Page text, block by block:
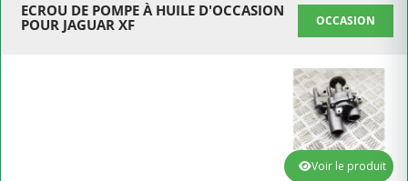
ECROU DE POMPE À HUILE D'OCCASION
POUR JAGUAR XF
OCCASION
Voir le produit